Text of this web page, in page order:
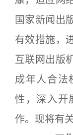
国家新闻出
有效措施，
互联网出版
成年人合法
性，深入开
作。现将有